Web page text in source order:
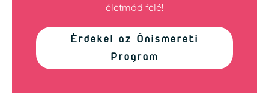
életmód felé!
Érdekel az Önismereti
Program